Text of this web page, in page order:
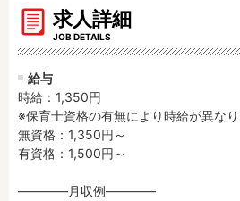
求人詳細
JOB DETAILS
給与
時給：1,350円
※保育士資格の有無により時給が異な
無資格：1,350円～
有資格：1,500円～
――――月収例――――
認定こども園
小規模認可保育園
学童保育施設
子育て支援センター
児童
放課後等デイサービ
ス
その他施設